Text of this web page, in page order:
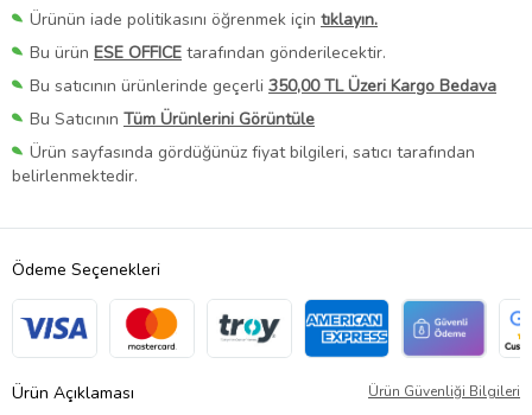
Ürünün iade politikasını öğrenmek için tıklayın.
Bu ürün ESE OFFICE tarafından gönderilecektir.
Bu satıcının ürünlerinde geçerli 350,00 TL Üzeri Kargo Bedava
Bu Satıcının Tüm Ürünlerini Görüntüle
Ürün sayfasında gördüğünüz fiyat bilgileri, satıcı tarafından
belirlenmektedir.
Ödeme Seçenekleri
Ürün Açıklaması Ürün Güvenliği Bilgileri